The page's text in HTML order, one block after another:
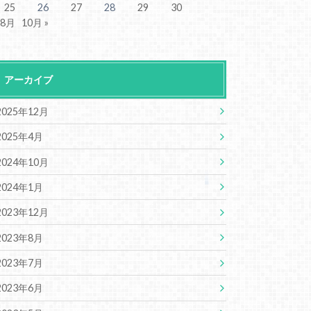
25 26 27 28 29
30
月
10月 »
アーカイブ
年12月
年4月
年10月
年1月
年12月
年8月
年7月
年6月